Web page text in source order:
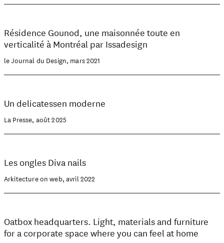
Résidence Gounod, une maisonnée toute en
verticalité à Montréal par Issadesign
le Journal du Design, mars 2021
Un delicatessen moderne
La Presse, août 2025
Les ongles Diva nails
Arkitecture on web, avril 2022
Oatbox headquarters. Light, materials and furniture
for a corporate space where you can feel at home